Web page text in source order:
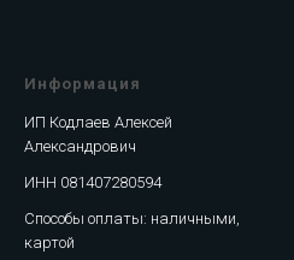
Информация
ИП Кодлаев Алексей
Александрович
ИНН 081407280594
Способы оплаты: наличными,
картой